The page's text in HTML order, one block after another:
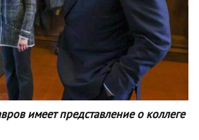
имеет представление о коллеге